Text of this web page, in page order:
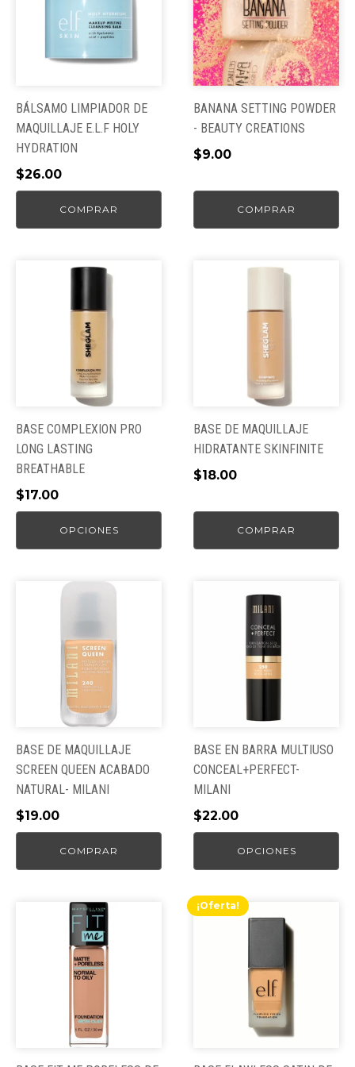
BÁLSAMO LIMPIADOR DE
MAQUILLAJE E.L.F HOLY
HYDRATION
$26.00
COMPRAR
BANANA SETTING POWDER
- BEAUTY CREATIONS
$9.00
COMPRAR
BASE COMPLEXION PRO
LONG LASTING
BREATHABLE
$17.00
OPCIONES
pueden
elegir
en
la
página
producto
BASE DE MAQUILLAJE
HIDRATANTE SKINFINITE
$18.00
COMPRAR
BASE DE MAQUILLAJE
SCREEN QUEEN ACABADO
NATURAL- MILANI
$19.00
COMPRAR
BASE EN BARRA MULTIUSO
CONCEAL+PERFECT-
MILANI
$22.00
OPCIONES
producto
múltiples
pueden
elegir
en
la
página
producto
producto
múltiples
opciones
¡Oferta!
Este
múltiples
variantes.
opciones